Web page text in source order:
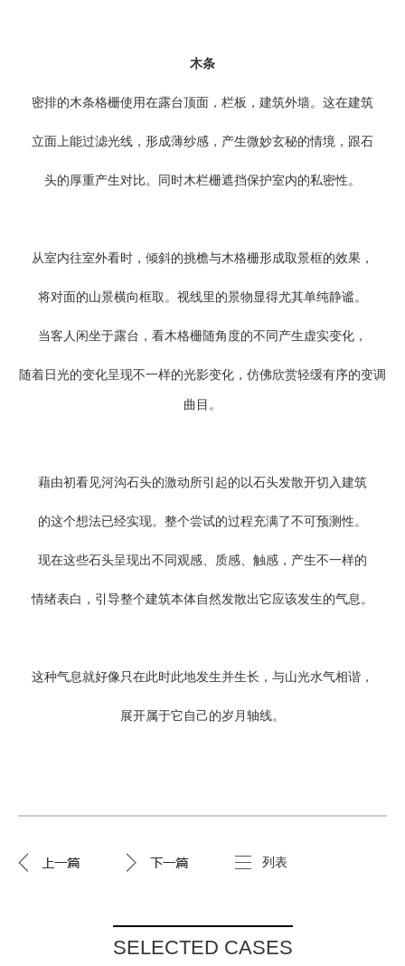
木条
密排的木条格栅使用在露台顶面，栏板，建筑外墙。这在建筑
立面上能过滤光线，形成薄纱感，产生微妙玄秘的情境，跟石
头的厚重产生对比。同时木栏栅遮挡保护室内的私密性。
从室内往室外看时，倾斜的挑檐与木格栅形成取景框的效果，
将对面的山景横向框取。视线里的景物显得尤其单纯静谧。
当客人闲坐于露台，看木格栅随角度的不同产生虚实变化，
随着日光的变化呈现不一样的光影变化，仿佛欣赏轻缓有序的变调
曲目。
藉由初看见河沟石头的激动所引起的以石头发散开切入建筑
的这个想法已经实现。整个尝试的过程充满了不可预测性。
现在这些石头呈现出不同观感、质感、触感，产生不一样的
情绪表白，引导整个建筑本体自然发散出它应该发生的气息。
这种气息就好像只在此时此地发生并生长，与山光水气相谐，
展开属于它自己的岁月轴线。
列表
SELECTED CASES